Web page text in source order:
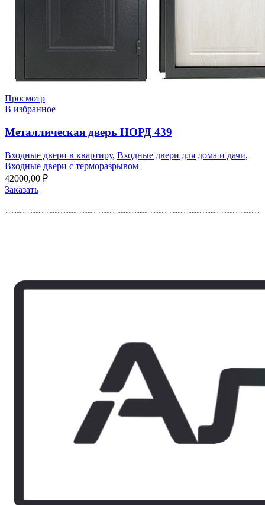
Просмотр
В избранное
Металлическая дверь НОРД 439
Входные двери в квартиру, Входные двери для дома и дачи,
Входные двери с терморазрывом
42000,00 ₽
Заказать